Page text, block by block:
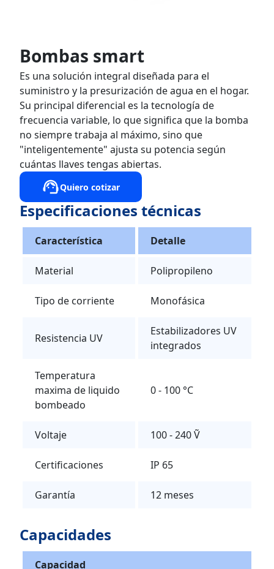
Bombas smart
Es una solución integral diseñada para el
suministro y la presurización de agua en el hogar.
Su principal diferencial es la tecnología de
frecuencia variable, lo que significa que la bomba
no siempre trabaja al máximo, sino que
"inteligentemente" ajusta su potencia según
cuántas llaves tengas abiertas.
Quiero cotizar
Especificaciones técnicas
Característica Detalle
Material Polipropileno
Tipo de corriente Monofásica
Resistencia UV
Estabilizadores UV
integrados
Temperatura
maxima de liquido
bombeado
0 - 100 °C
Voltaje 100 - 240 Ṽ
Certificaciones IP 65
Garantía 12 meses
Capacidades
Capacidad